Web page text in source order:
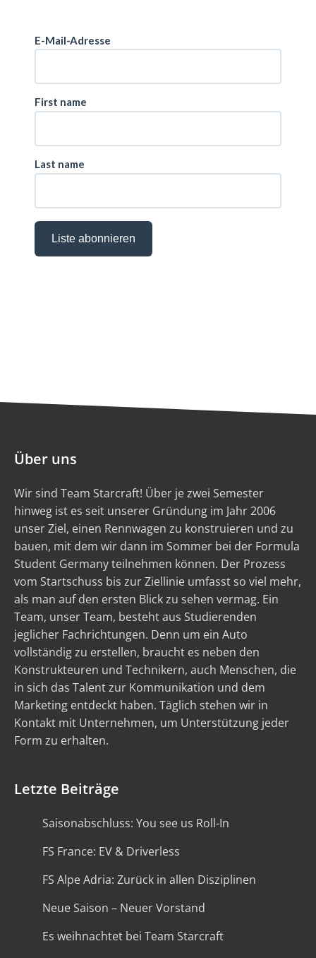
Über uns
Wir sind Team Starcraft! Über je zwei Semester
hinweg ist es seit unserer Gründung im Jahr 2006
unser Ziel, einen Rennwagen zu konstruieren und zu
bauen, mit dem wir dann im Sommer bei der Formula
Student Germany teilnehmen können. Der Prozess
vom Startschuss bis zur Ziellinie umfasst so viel mehr,
als man auf den ersten Blick zu sehen vermag. Ein
Team, unser Team, besteht aus Studierenden
jeglicher Fachrichtungen. Denn um ein Auto
vollständig zu erstellen, braucht es neben den
Konstrukteuren und Technikern, auch Menschen, die
in sich das Talent zur Kommunikation und dem
Marketing entdeckt haben. Täglich stehen wir in
Kontakt mit Unternehmen, um Unterstützung jeder
Form zu erhalten.
Letzte Beiträge
Saisonabschluss: You see us Roll-In
FS France: EV & Driverless
FS Alpe Adria: Zurück in allen Disziplinen
Neue Saison – Neuer Vorstand
Es weihnachtet bei Team Starcraft